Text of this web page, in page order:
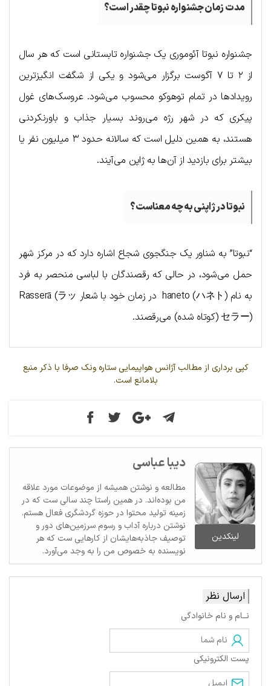
مدت زمان جشنواره نبوتا چقدر است؟
جشنواره نبوتا آئوموری یک جشنواره تابستانی است که هر سال
از ۲ تا ۷ آگوست برگزار می‌شود و یکی از شگفت انگیزترین
رویدادها در تمام توهوکو محسوب می‌شود. عروسک‌های غول
پیکری که در شهر رژه می‌روند بسیار جذاب و باورنکردنی
هستند، به همین دلیل است که سالانه حدود ۳ میلیون نفر یا
بیشتر برای بازدید از آن‌ها به ژاپن می‌آیند.
نبوتا در ژاپنی به چه معناست؟
“نبوتا” به شناور یک جنگجوی شجاع اشاره دارد که در مرکز شهر
حمل می‌شود، در حالی که رقصندگان با لباسی منحصر به فرد
به نام haneto (ハネト) در زمان خود با شعار Rasserā (ラッ
セラー) (کوتاه شده) می‌رقصند.
کپی برداری از مطالب آژانس هواپیمایی ستاره ونک صرفا با ذکر منبع
بلامانع است.
لینکدین
دیبا عباسی
مطالعه و نوشتن همیشه از موضوعات مورد علاقه
من بوده‌اند. در همین راستا چند سالی ست که در
زمینه تولید محتوا در حوزه گردشگری فعال هستم.
نوشتن درباره آداب و رسوم سرزمین‌های دور و
توصیف جاذبه‌هایشان از کارهایی ست که هر
نویسنده به خصوص من را به وجد می‌آورد.
ارسال نظر
نــام و نام خانوادگی
پست الکترونیکی